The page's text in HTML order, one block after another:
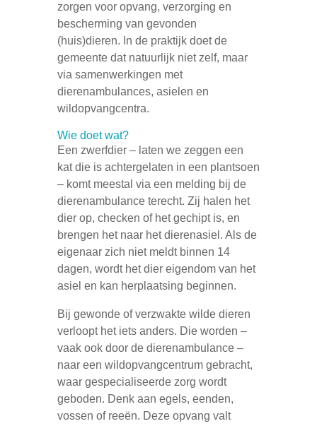
zorgen voor opvang, verzorging en
bescherming van gevonden
(huis)dieren. In de praktijk doet de
gemeente dat natuurlijk niet zelf, maar
via samenwerkingen met
dierenambulances, asielen en
wildopvangcentra.
Wie doet wat?
Een zwerfdier – laten we zeggen een
kat die is achtergelaten in een plantsoen
– komt meestal via een melding bij de
dierenambulance terecht. Zij halen het
dier op, checken of het gechipt is, en
brengen het naar het dierenasiel. Als de
eigenaar zich niet meldt binnen 14
dagen, wordt het dier eigendom van het
asiel en kan herplaatsing beginnen.
Bij gewonde of verzwakte wilde dieren
verloopt het iets anders. Die worden –
vaak ook door de dierenambulance –
naar een wildopvangcentrum gebracht,
waar gespecialiseerde zorg wordt
geboden. Denk aan egels, eenden,
vossen of reeën. Deze opvang valt